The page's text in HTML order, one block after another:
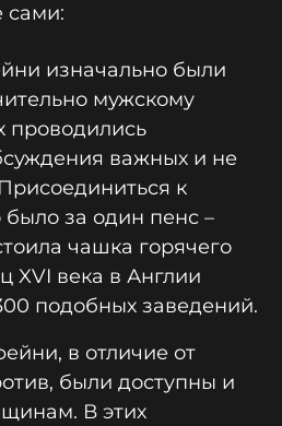
сами:
изначально были
мужскому
проводились
важных и не
к
за один пенс –
чашка горячего
XVI века в Англии
подобных заведений.
в отличие от
были доступны и
В этих